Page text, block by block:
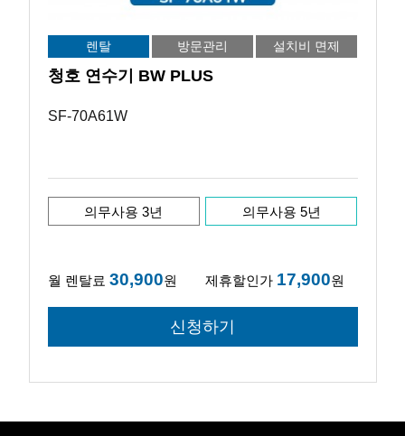
렌탈 방문관리 설치비 면제
청호 연수기 BW PLUS
SF-70A61W
의무사용 3년 의무사용 5년
월 렌탈료 30,900원 제휴할인가 17,900원